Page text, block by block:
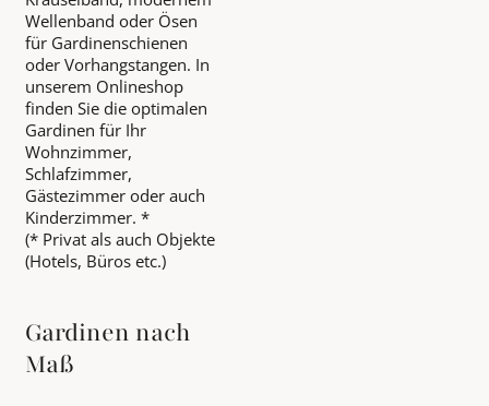
Wellenband oder Ösen
für Gardinenschienen
oder Vorhangstangen. In
unserem Onlineshop
finden Sie die optimalen
Gardinen für Ihr
Wohnzimmer,
Schlafzimmer,
Gästezimmer oder auch
Kinderzimmer. *
(* Privat als auch Objekte
(Hotels, Büros etc.)
Gardinen nach
Maß